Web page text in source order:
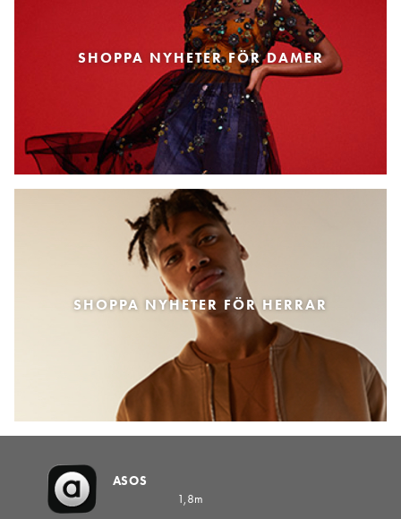
SHOPPA NYHETER FÖR DAMER
SHOPPA NYHETER FÖR HERRAR
ASOS
1,8m